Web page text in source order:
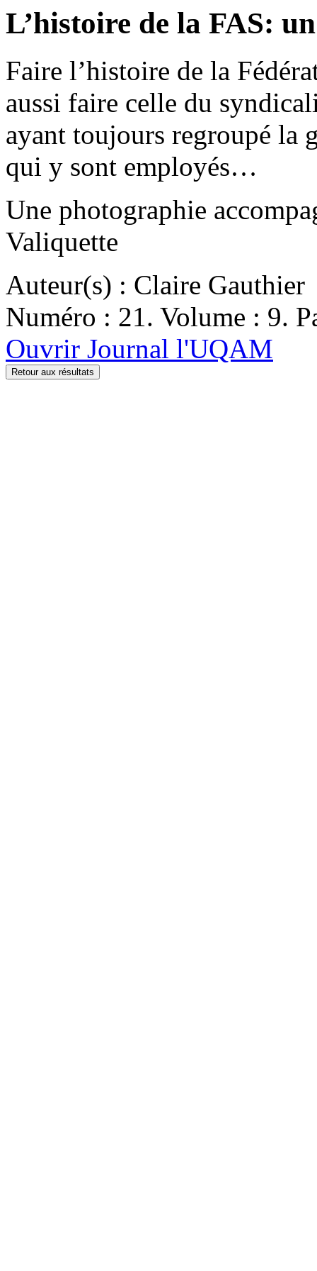
L’histoire de la FAS:
Faire l’histoire de la
aussi faire celle du
ayant toujours regroupé la
qui y sont employés…
Une photographie
Valiquette
Auteur(s) : Claire Gauthier
Numéro : 21. Volume : 9.
Ouvrir Journal l'UQAM
Retour aux résultats